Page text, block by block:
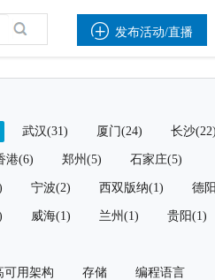
 发布活动/直播
武汉(31) 厦门(24) 长沙(22)
港(6) 郑州(5) 石家庄(5)
宁波(2) 西双版纳(1) 德
威海(1) 兰州(1) 贵阳(1)
可用架构 存储 编程语言